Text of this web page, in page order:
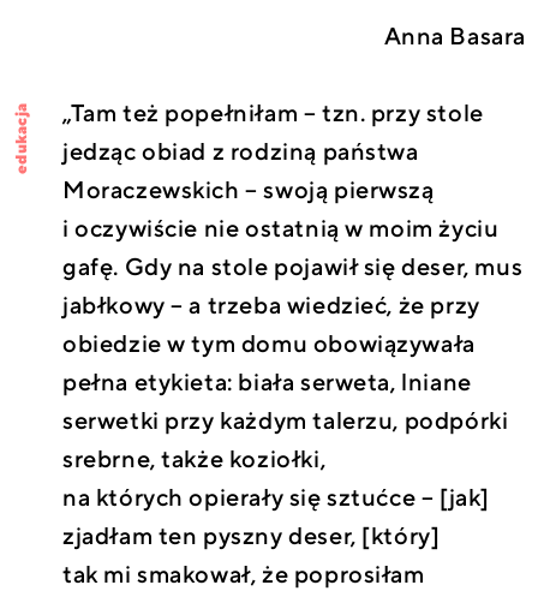
Anna Basara
„Tam też popełniłam – tzn. przy stole
jedząc obiad z rodziną państwa
Moraczewskich – swoją pierwszą
i oczywiście nie ostatnią w moim życiu
gafę. Gdy na stole pojawił się deser, mus
jabłkowy – a trzeba wiedzieć, że przy
obiedzie w tym domu obowiązywała
pełna etykieta: biała serweta, lniane
serwetki przy każdym talerzu, podpórki
srebrne, także koziołki,
na których opierały się sztućce – [jak]
zjadłam ten pyszny deser, [który]
tak mi smakował, że poprosiłam
edukacja